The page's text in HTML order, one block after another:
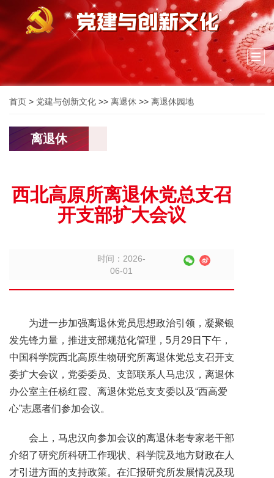
首页 > 党建与创新文化 >> 离退休 >> 离退休园地
离退休
西北高原所离退休党总支召
开支部扩大会议
时间：2026-
06-01
为进一步加强离退休党员思想政治引领，凝聚银
发先锋力量，推进支部规范化管理，5月29日下午，
中国科学院西北高原生物研究所离退休党总支召开支
委扩大会议，党委委员、支部联系人马忠汉，离退休
办公室主任杨红霞、离退休党总支支委以及“西高爱
心”志愿者们参加会议。
会上，马忠汉向参加会议的离退休老专家老干部
介绍了研究所科研工作现状、科学院及地方财政在人
才引进方面的支持政策。在汇报研究所发展情况及现